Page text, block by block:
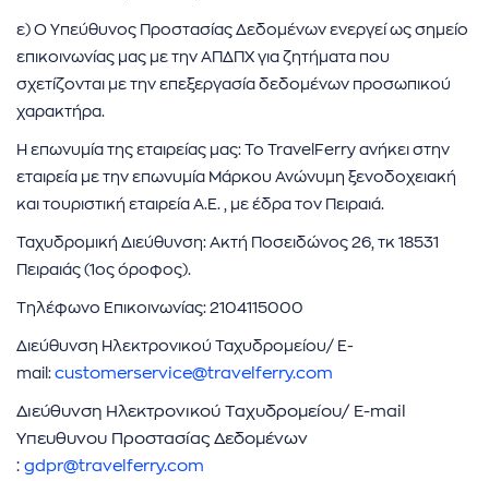
ε) Ο Υπεύθυνος Προστασίας Δεδομένων ενεργεί ως σημείο
επικοινωνίας μας με την ΑΠΔΠΧ για ζητήματα που
σχετίζονται με την επεξεργασία δεδομένων προσωπικού
χαρακτήρα.
Η επωνυμία της εταιρείας μας: Το TravelFerry ανήκει στην
εταιρεία με την επωνυμία Μάρκου Ανώνυμη ξενοδοχειακή
και τουριστική εταιρεία Α.Ε. , με έδρα τον Πειραιά.
Ταχυδρομική Διεύθυνση: Ακτή Ποσειδώνος 26, τκ 18531
Πειραιάς (1ος όροφος).
Τηλέφωνο Επικοινωνίας: 2104115000
Διεύθυνση Ηλεκτρονικού Ταχυδρομείου/ E-
mail: customerservice@travelferry.com
Διεύθυνση Ηλεκτρονικού Ταχυδρομείου/ E-mail
Υπευθυνου Προστασίας Δεδομένων
: gdpr@travelferry.com